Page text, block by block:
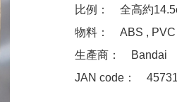
比例：　全高約
物料：　ABS , PVC
生產商：　Bandai
JAN code：　